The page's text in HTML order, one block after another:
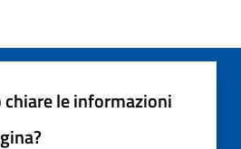
chiare le informazioni